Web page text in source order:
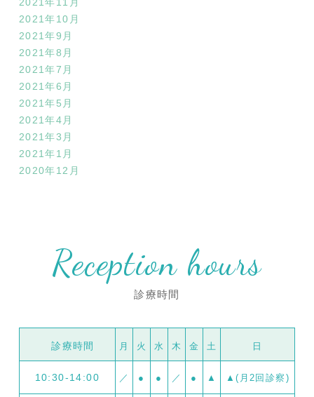
2021年10月
2021年9月
2021年8月
2021年7月
2021年6月
2021年5月
2021年4月
2021年3月
2021年1月
2020年12月
診療時間
Reception hours
診療時間 月 火 水 木 金 土 日
10:30-14:00 ／ ● ● ／ ● ▲ ▲(月2回診察)